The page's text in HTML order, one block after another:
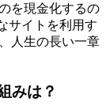
を現金化するの
サイトを利用す
人生の長い一章
みは？